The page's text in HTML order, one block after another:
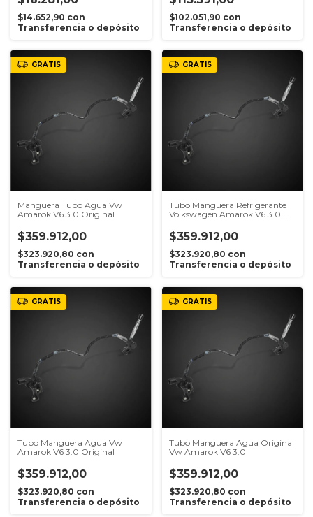
$14.652,90 con
Transferencia o depósito
$102.051,90 con
Transferencia o depósito
GRATIS
Manguera Tubo Agua Vw
Amarok V6 3.0 Original
$359.912,00
$323.920,80 con
Transferencia o depósito
GRATIS
Tubo Manguera Refrigerante
Volkswagen Amarok V6 3.0
$359.912,00
$323.920,80 con
Transferencia o depósito
GRATIS
Tubo Manguera Agua Vw
Amarok V6 3.0 Original
$359.912,00
$323.920,80 con
Transferencia o depósito
GRATIS
Tubo Manguera Agua Original
Vw Amarok V6 3.0
$359.912,00
$323.920,80 con
Transferencia o depósito